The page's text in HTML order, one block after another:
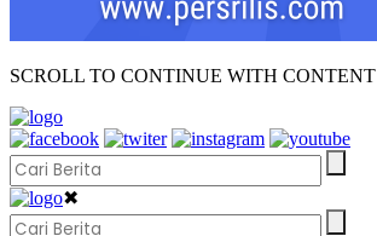
SCROLL TO CONTINUE WITH CONTENT
✖